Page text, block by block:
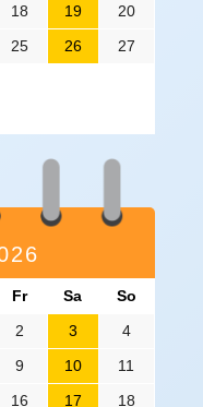
18 19
20
25 26
27
Fr Sa
So
2 3
4
9 10
11
16 17
18